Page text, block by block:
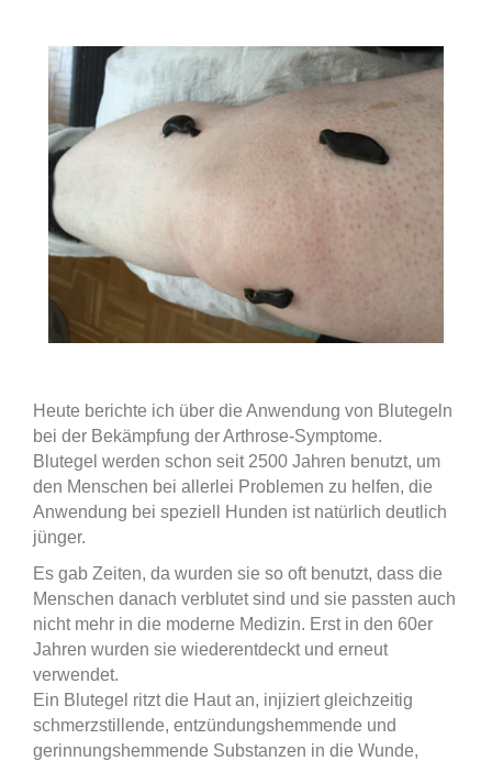
Heute berichte ich über die Anwendung von Blutegeln
bei der Bekämpfung der Arthrose-Symptome.
Blutegel werden schon seit 2500 Jahren benutzt, um
den Menschen bei allerlei Problemen zu helfen, die
Anwendung bei speziell Hunden ist natürlich deutlich
jünger.
Es gab Zeiten, da wurden sie so oft benutzt, dass die
Menschen danach verblutet sind und sie passten auch
nicht mehr in die moderne Medizin. Erst in den 60er
Jahren wurden sie wiederentdeckt und erneut
verwendet.
Ein Blutegel ritzt die Haut an, injiziert gleichzeitig
schmerzstillende, entzündungshemmende und
gerinnungshemmende Substanzen in die Wunde,